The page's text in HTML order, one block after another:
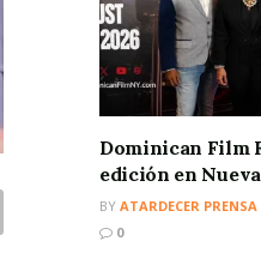
Dominican Film
edición en
BY ATARDECER PRENSA
0